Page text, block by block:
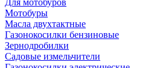
Для мотобуров
Мотобуры
Масла двухтактные
Газонокосилки бензиновые
Зернодробилки
Садовые измельчители